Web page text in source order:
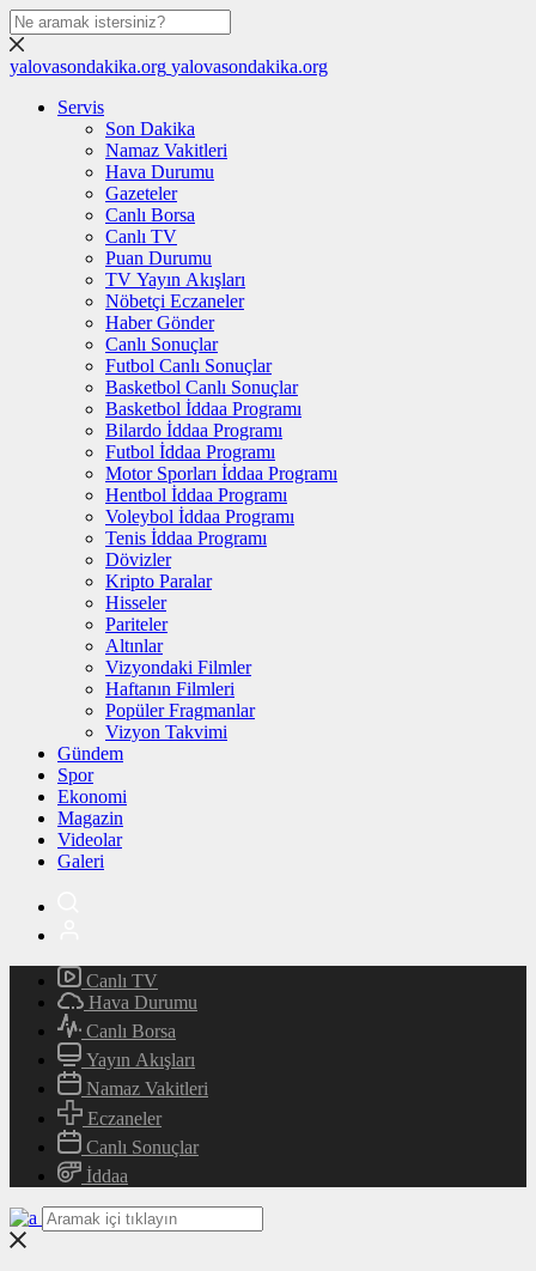
yalovasondakika.org yalovasondakika.org
Servis
Son Dakika
Namaz Vakitleri
Hava Durumu
Gazeteler
Canlı Borsa
Canlı TV
Puan Durumu
TV Yayın Akışları
Nöbetçi Eczaneler
Haber Gönder
Canlı Sonuçlar
Futbol Canlı Sonuçlar
Basketbol Canlı Sonuçlar
Basketbol İddaa Programı
Bilardo İddaa Programı
Futbol İddaa Programı
Motor Sporları İddaa Programı
Hentbol İddaa Programı
Voleybol İddaa Programı
Tenis İddaa Programı
Dövizler
Kripto Paralar
Hisseler
Pariteler
Altınlar
Vizyondaki Filmler
Haftanın Filmleri
Popüler Fragmanlar
Vizyon Takvimi
Gündem
Spor
Ekonomi
Magazin
Videolar
Galeri
Canlı TV
Hava Durumu
Canlı Borsa
Yayın Akışları
Namaz Vakitleri
Eczaneler
Canlı Sonuçlar
İddaa